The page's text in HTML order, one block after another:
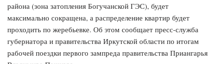
района (зона затопления Богучанской ГЭС), будет
максимально сокращена, а распределение квартир будет
проходить по жеребьевке. Об этом сообщает пресс-служба
губернатора и правительства Иркутской области по итогам
рабочей поездки первого зампреда правительства Приангарья